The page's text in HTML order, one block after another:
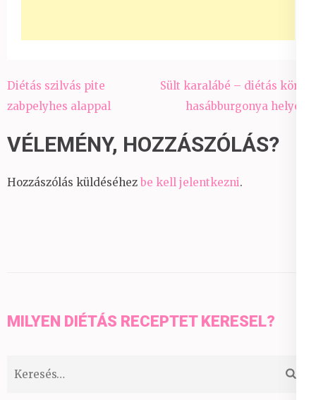
Bejegyzés
navigáció
Diétás szilvás pite
zabpelyhes alappal
Sült karalábé – diétás köret
hasábburgonya helyett
VÉLEMÉNY, HOZZÁSZÓLÁS?
Hozzászólás küldéséhez be kell jelentkezni.
MILYEN DIÉTÁS RECEPTET KERESEL?